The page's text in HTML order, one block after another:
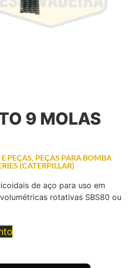
9 MOLAS
PEÇAS, PEÇAS PARA BOMBA
(CATERPILLAR)
de aço para uso em
rotativas SBS80 ou